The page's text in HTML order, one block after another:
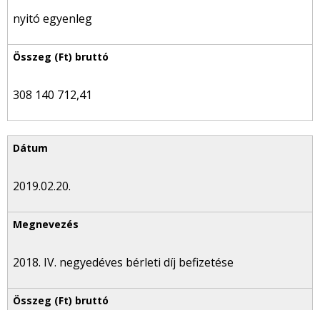
nyitó egyenleg
308 140 712,41
2019.02.20.
2018. IV. negyedéves bérleti díj befizetése